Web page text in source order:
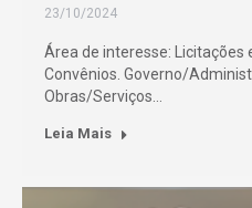
23/10/2024
Área de interesse: Licitações
Convênios. Governo/
Obras/Serviços…
Leia Mais